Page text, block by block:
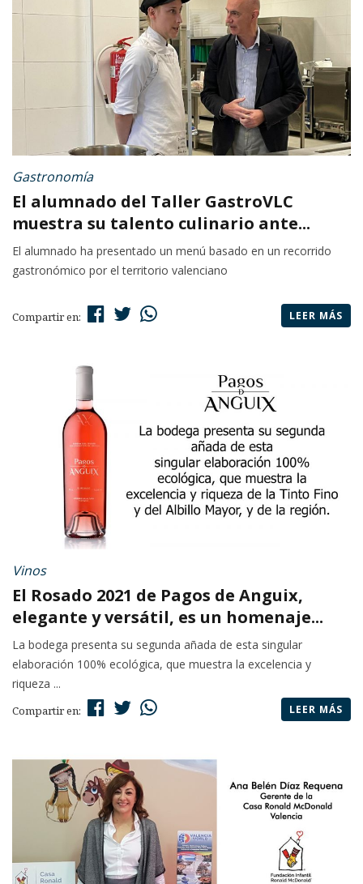
Gastronomía
El alumnado del Taller GastroVLC
muestra su talento culinario ante...
El alumnado ha presentado un menú basado en un recorrido
gastronómico por el territorio valenciano
Compartir en: LEER MÁS
Vinos
El Rosado 2021 de Pagos de Anguix,
elegante y versátil, es un homenaje...
La bodega presenta su segunda añada de esta singular
elaboración 100% ecológica, que muestra la excelencia y
riqueza ...
Compartir en: LEER MÁS